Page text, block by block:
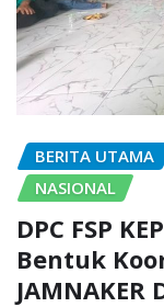
BERITA UTAMA
NASIONAL
DPC FSP
Bentuk